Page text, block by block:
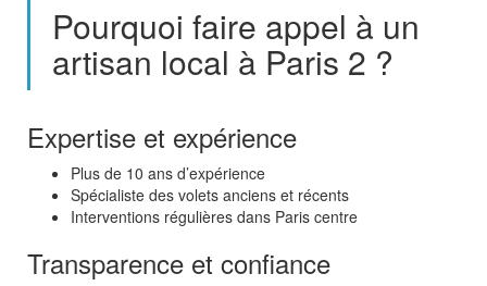
Pourquoi faire appel à un
artisan local à Paris 2 ?
Expertise et expérience
Plus de 10 ans d’expérience
Spécialiste des volets anciens et récents
Interventions régulières dans Paris centre
Transparence et confiance